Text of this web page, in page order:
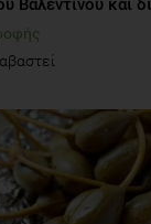
Βαλεντίνου και